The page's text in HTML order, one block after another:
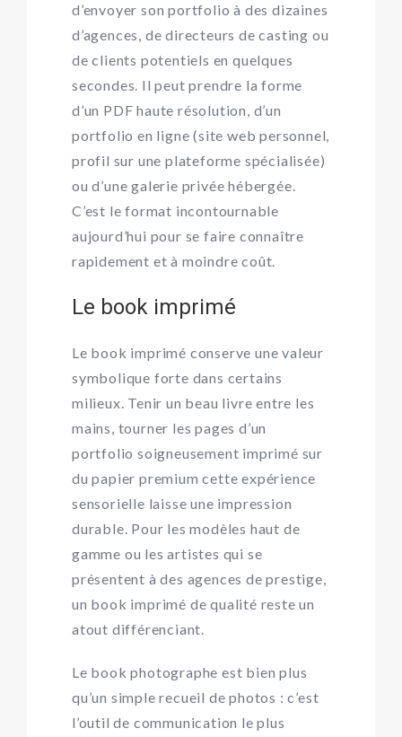
d’envoyer son portfolio à des dizaines
d’agences, de directeurs de casting ou
de clients potentiels en quelques
secondes. Il peut prendre la forme
d’un PDF haute résolution, d’un
portfolio en ligne (site web personnel,
profil sur une plateforme spécialisée)
ou d’une galerie privée hébergée.
C’est le format incontournable
aujourd’hui pour se faire connaître
rapidement et à moindre coût.
Le book imprimé
Le book imprimé conserve une valeur
symbolique forte dans certains
milieux. Tenir un beau livre entre les
mains, tourner les pages d’un
portfolio soigneusement imprimé sur
du papier premium cette expérience
sensorielle laisse une impression
durable. Pour les modèles haut de
gamme ou les artistes qui se
présentent à des agences de prestige,
un book imprimé de qualité reste un
atout différenciant.
Le book photographe est bien plus
qu’un simple recueil de photos : c’est
l’outil de communication le plus